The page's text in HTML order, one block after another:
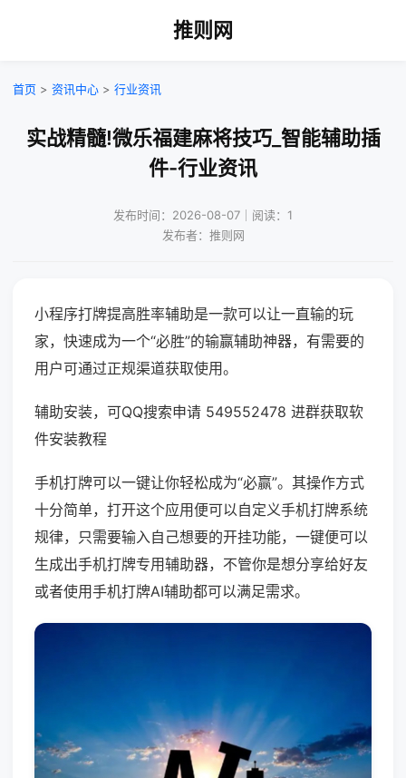
推则网
首页 > 资讯中心 > 行业资讯
实战精髓!微乐福建麻将技巧_智能辅助插
件-行业资讯
发布时间：2026-08-07｜阅读：1
发布者：推则网
小程序打牌提高胜率辅助是一款可以让一直输的玩
家，快速成为一个“必胜”的输赢辅助神器，有需要的
用户可通过正规渠道获取使用。
辅助安装，可QQ搜索申请 549552478 进群获取软
件安装教程
手机打牌可以一键让你轻松成为“必赢”。其操作方式
十分简单，打开这个应用便可以自定义手机打牌系统
规律，只需要输入自己想要的开挂功能，一键便可以
生成出手机打牌专用辅助器，不管你是想分享给好友
或者使用手机打牌AI辅助都可以满足需求。